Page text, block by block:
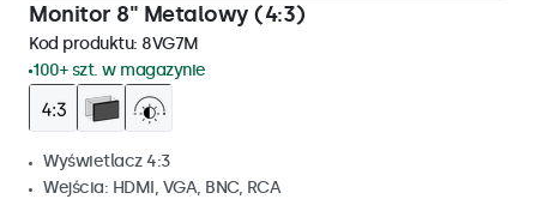
Monitor 8" Metalowy (4:3)
Kod produktu: 8VG7M
100+ szt. w magazynie
Wyświetlacz 4:3
Wejścia: HDMI, VGA, BNC, RCA